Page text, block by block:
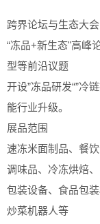
跨界论坛与生态大
“冻品+新生态"高峰
型等前沿议题
开设”冻品研发“”冷
能行业升级。
展品范围
速冻米面制品、餐
调味品、冷冻烘焙
包装设备、食品包
炒菜机器人等